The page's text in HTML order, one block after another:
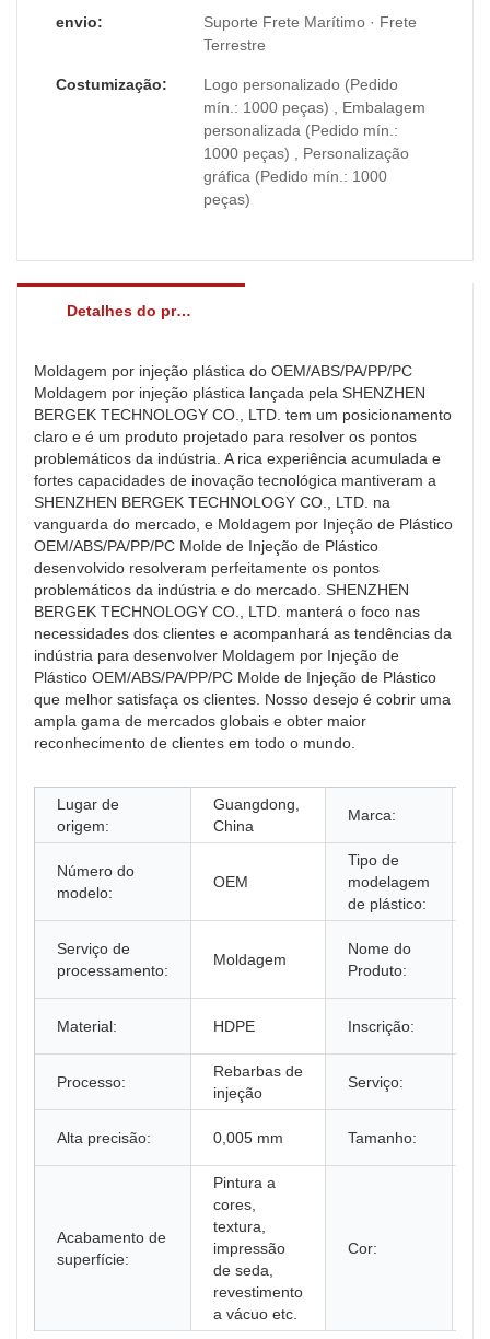
metálicas personalizadas. No(s) campo(s) de
Outros Produtos Plásticos, é amplamente
envio:
Suporte Frete Marítimo · Frete
Terrestre
Costumização:
Logo personalizado (Pedido
mín.: 1000 peças) , Embalagem
personalizada (Pedido mín.:
1000 peças) , Personalização
gráfica (Pedido mín.: 1000
peças)
Detalhes do produto
Moldagem por injeção plástica do OEM/ABS/PA/PP/PC
Moldagem por injeção plástica lançada pela SHENZHEN
BERGEK TECHNOLOGY CO., LTD. tem um posicionamento
claro e é um produto projetado para resolver os pontos
problemáticos da indústria. A rica experiência acumulada e
fortes capacidades de inovação tecnológica mantiveram a
SHENZHEN BERGEK TECHNOLOGY CO., LTD. na
vanguarda do mercado, e Moldagem por Injeção de Plástico
OEM/ABS/PA/PP/PC Molde de Injeção de Plástico
desenvolvido resolveram perfeitamente os pontos
problemáticos da indústria e do mercado. SHENZHEN
BERGEK TECHNOLOGY CO., LTD. manterá o foco nas
necessidades dos clientes e acompanhará as tendências da
indústria para desenvolver Moldagem por Injeção de
Plástico OEM/ABS/PA/PP/PC Molde de Injeção de Plástico
que melhor satisfaça os clientes. Nosso desejo é cobrir uma
ampla gama de mercados globais e obter maior
reconhecimento de clientes em todo o mundo.
Lugar de
origem:
Guangdong,
China
Marca:
Número do
modelo:
OEM
Tipo de
modelagem
de plástico:
Serviço de
processamento:
Moldagem
Nome do
Produto:
Material: HDPE Inscrição:
Processo:
Rebarbas de
injeção
Serviço:
Alta precisão: 0,005 mm Tamanho:
Acabamento de
superfície:
Pintura a
cores,
textura,
impressão
de seda,
revestimento
a vácuo etc.
Cor: